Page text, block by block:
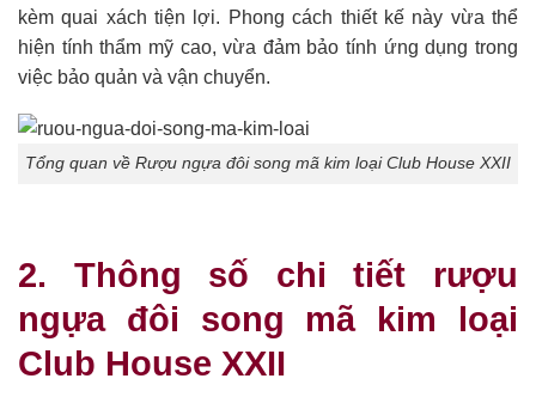
kèm quai xách tiện lợi. Phong cách thiết kế này vừa thể
hiện tính thẩm mỹ cao, vừa đảm bảo tính ứng dụng trong
việc bảo quản và vận chuyển.
Tổng quan về Rượu ngựa đôi song mã kim loại Club House XXII
2. Thông số chi tiết rượu
ngựa đôi song mã kim loại
Club House XXII